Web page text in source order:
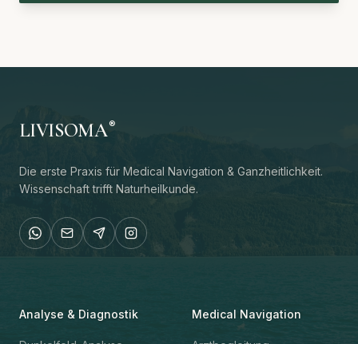
LIVISOMA®
Die erste Praxis für Medical Navigation & Ganzheitlichkeit.
Wissenschaft trifft Naturheilkunde.
Analyse & Diagnostik Medical Navigation